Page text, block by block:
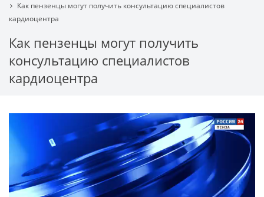
Как пензенцы могут получить консультацию специалистов
кардиоцентра
Как пензенцы могут получить
консультацию специалистов
кардиоцентра